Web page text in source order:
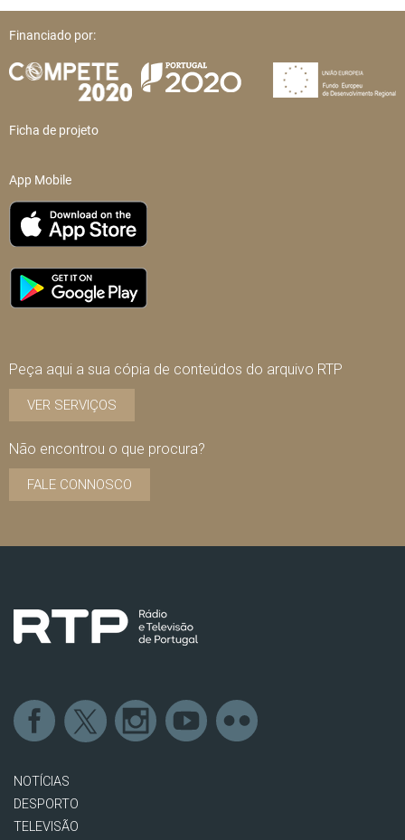
Financiado por:
Ficha de projeto
App Mobile
Peça aqui a sua cópia de conteúdos do arquivo RTP
VER SERVIÇOS
Não encontrou o que procura?
FALE CONNOSCO
NOTÍCIAS
DESPORTO
TELEVISÃO